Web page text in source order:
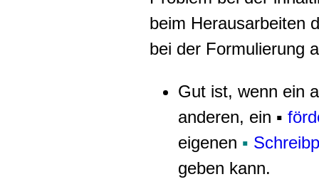
beim Herausarbeiten
bei der Formulierung
Gut ist, wenn ein
anderen, ein ▪
eigenen ▪
geben kann.